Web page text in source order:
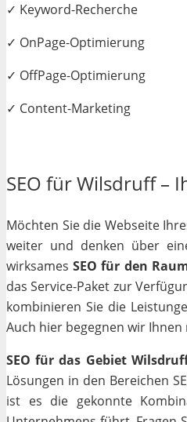
✓ Keyword-Recherche
✓ OnPage-Optimierung
✓ OffPage-Optimierung
✓ Content-Marketing
SEO für Wilsdruff –
Möchten Sie die Webseite
weiter und denken über
wirksamesSEO für den
das Service-Paket zur
kombinieren Sie die
Auch hier begegnen wir
SEO für das Gebiet
Lösungen in den Bereichen
ist es die gekonnte